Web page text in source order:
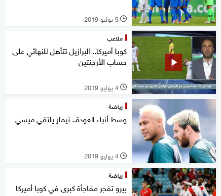
l 5 يوليو 2019
ملاعب
كوبا أميركا.. البرازيل تتأهل للنهائي على
حساب الأرجنتين
l 4 يوليو 2019
رياضة
وسط أنباء العودة.. نيمار يلتقي ميسي
l 4 يوليو 2019
رياضة
بيرو تفجر مفاجأة كبرى في كوبا أميركا